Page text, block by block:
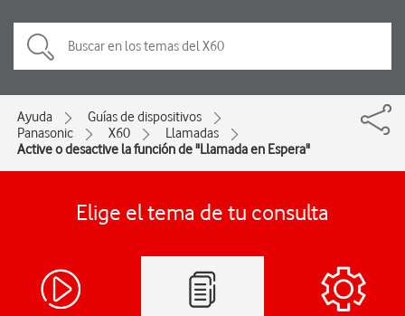
Ayuda
Guías de dispositivos
Panasonic
X60
Llamadas
Active o desactive la función de "Llamada en Espera"
Elige el tema de tu consulta